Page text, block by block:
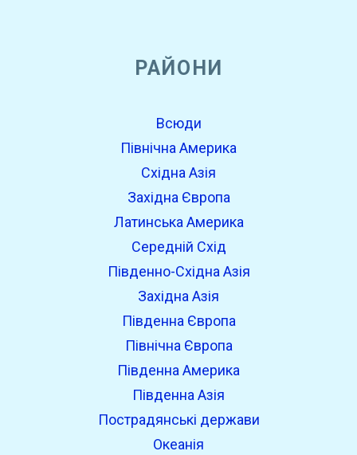
РАЙОНИ
Всюди
Північна Америка
Східна Азія
Західна Європа
Латинська Америка
Середній Схід
Південно-Східна Азія
Західна Азія
Південна Європа
Північна Європа
Південна Америка
Південна Азія
Пострадянські держави
Океанія